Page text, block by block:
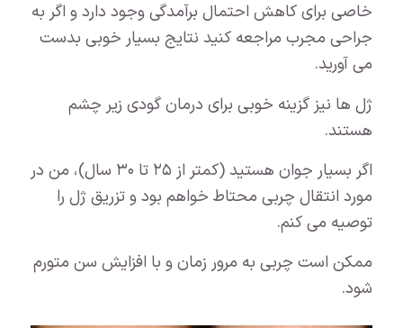
خاصی برای کاهش احتمال برآمدگی وجود دارد و اگر به
جراحی مجرب مراجعه کنید نتایج بسیار خوبی بدست
می آورید.
ژل ها نیز گزینه خوبی برای درمان گودی زیر چشم
هستند.
اگر بسیار جوان هستید (کمتر از ۲۵ تا ۳۰ سال)، من در
مورد انتقال چربی محتاط خواهم بود و تزریق ژل را
توصیه می کنم.
ممکن است چربی به مرور زمان و با افزایش سن متورم
شود.